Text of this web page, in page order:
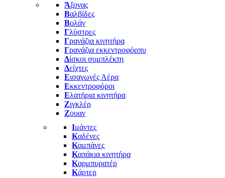
Άξονας
Βαλβίδες
Βολάν
Γλύστρες
Γρανάζια κινητήρα
Γρανάζια εκκεντροφόρπυ
Δίσκοι συμπλέκτη
Δείχτες
Εισαγωγές Αέρα
Εκκεντροφόροι
Ελατήρια κινητήρα
Ζιγκλέρ
Ζουαν
Ιμάντες
Καδένες
Καμπάνες
Καπάκια κινητήρα
Καρμπυρατέρ
Κάρτερ